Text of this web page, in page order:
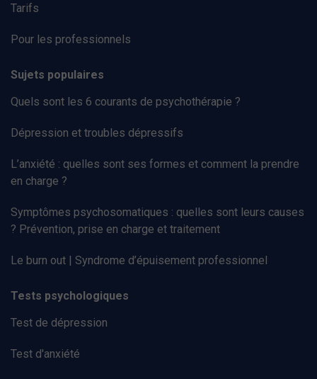
Tarifs
Pour les professionnels
Sujets populaires
Quels sont les 6 courants de psychothérapie ?
Dépression et troubles dépressifs
L’anxiété : quelles sont ses formes et comment la prendre
en charge ?
Symptômes psychosomatiques : quelles sont leurs causes
? Prévention, prise en charge et traitement
Le burn out | Syndrome d’épuisement professionnel
Tests psychologiques
Test de dépression
Test d'anxiété